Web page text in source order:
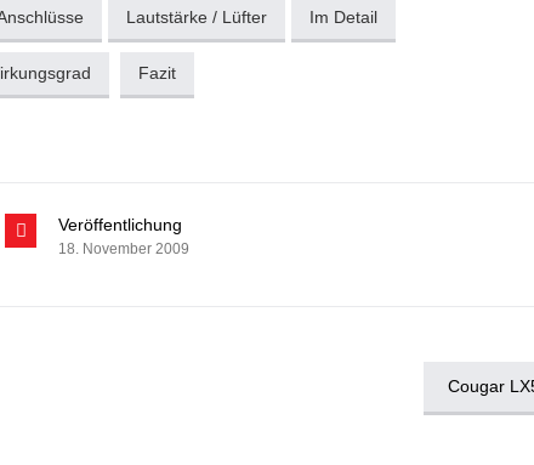
Lautstärke / Lüfter Im Detail
Fazit
Veröffentlichung
18. November 2009
Cougar